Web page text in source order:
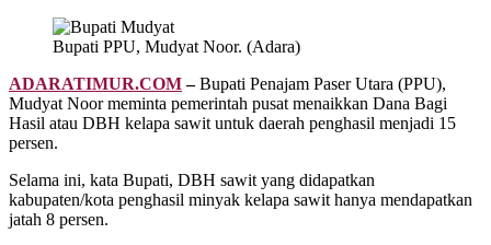
Bupati PPU, Mudyat Noor. (Adara)
ADARATIMUR.COM–Bupati Penajam Paser Utara (PPU),
Mudyat Noor meminta pemerintah pusat menaikkan Dana Bagi
Hasil atau DBH kelapa sawit untuk daerah penghasil menjadi 15
persen.
Selama ini, kata Bupati, DBH sawit yang didapatkan
kabupaten/kota penghasil minyak kelapa sawit hanya mendapatkan
jatah 8 persen.